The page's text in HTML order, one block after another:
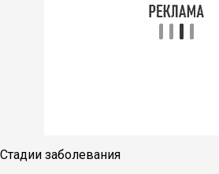
Стадии заболевания